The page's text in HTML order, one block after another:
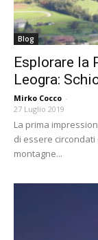
Blog
Esplorare la
Leogra:
Mirko Cocco -
27 Luglio 2019
La prima
di essere
montagne...